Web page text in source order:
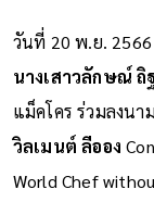
วันที่ 20 พ.ย.
นางเสาวลักษณ์ ถิ
แม็คโคร ร่วมลงนา
วิลเมนต์ ลีออง
World Chef